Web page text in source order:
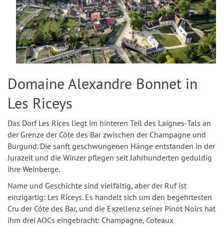
Domaine Alexandre Bonnet in
Les Riceys
Das Dorf Les Rices liegt im hinteren Teil des Laignes-Tals an
der Grenze der Côte des Bar zwischen der Champagne und
Burgund. Die sanft geschwungenen Hänge entstanden in der
Jurazeit und die Winzer pflegen seit Jahrhunderten geduldig
ihre Weinberge.
Name und Geschichte sind vielfältig, aber der Ruf ist
einzigartig: Les Riceys. Es handelt sich um den begehrtesten
Cru der Côte des Bar, und die Exzellenz seiner Pinot Noirs hat
ihm drei AOCs eingebracht: Champagne, Coteaux